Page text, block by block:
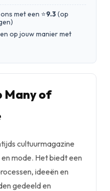
met een ⭐9.3(op
)
op jouw manier met
Many of
cultuurmagazine
mode. Het biedt een
ideeën en
gedeeld en